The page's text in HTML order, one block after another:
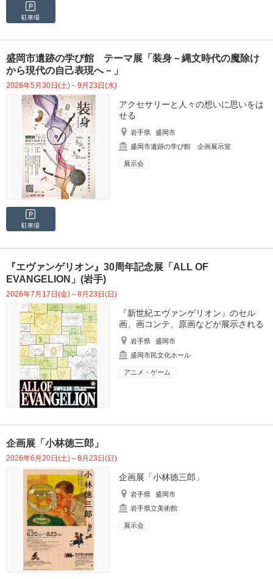
駐車場
盛岡市遺跡の学び館 テーマ展「装身－縄文時代の魔除け
から現代の自己表現へ－」
2026年5月30日(土)～9月23日(水)
アクセサリーと人々の想いに思いをは
せる
岩手県
盛岡市
盛岡市遺跡の学び館 企画展示室
展示会
駐車場
『エヴァンゲリオン』30周年記念展「ALL OF
EVANGELION」(岩手)
2026年7月17日(金)～8月23日(日)
『新世紀エヴァンゲリオン』のセル
画、画コンテ、原画などが展示される
岩手県
盛岡市
盛岡市民文化ホール
アニメ・ゲーム
企画展「小林徳三郎」
2026年6月20日(土)～8月23日(日)
企画展「小林徳三郎」
岩手県
盛岡市
岩手県立美術館
展示会